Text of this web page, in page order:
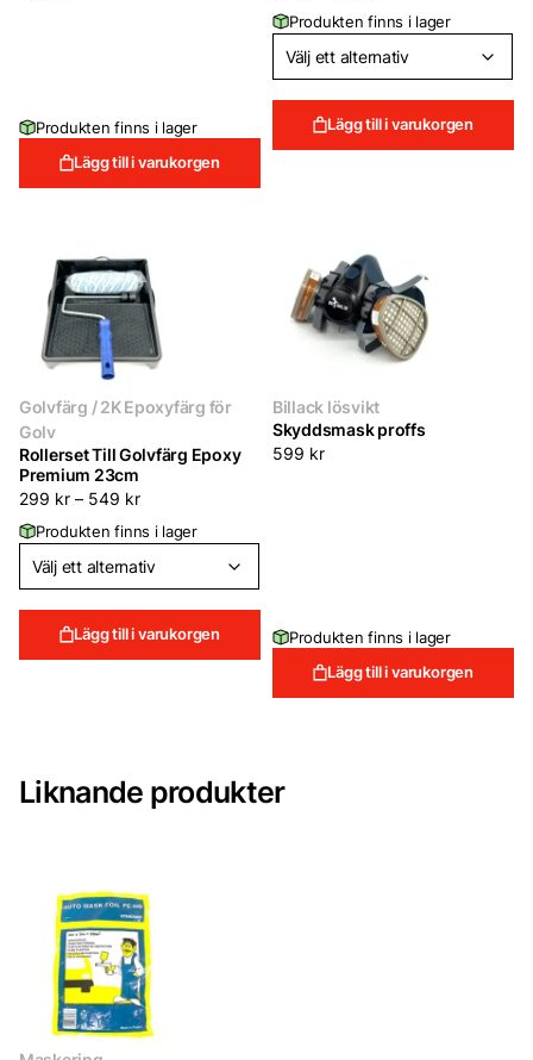
Produkten finns i lager
Lägg till i varukorgen
Produkten finns i lager
Lägg till i varukorgen
Golvfärg / 2K Epoxyfärg för
Golv
Rollerset Till Golvfärg Epoxy
Premium 23cm
299 kr – 549 kr
Produkten finns i lager
Lägg till i varukorgen
Billack lösvikt
Skyddsmask proffs
599 kr
Produkten finns i lager
Lägg till i varukorgen
Liknande produkter